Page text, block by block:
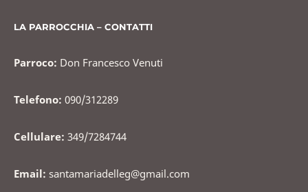
o
LA PARROCCHIA – CONTATTI
Parroco: Don Francesco Venuti
Telefono: 090/312289
Cellulare: 349/7284744
Email: santamariadelleg@gmail.com